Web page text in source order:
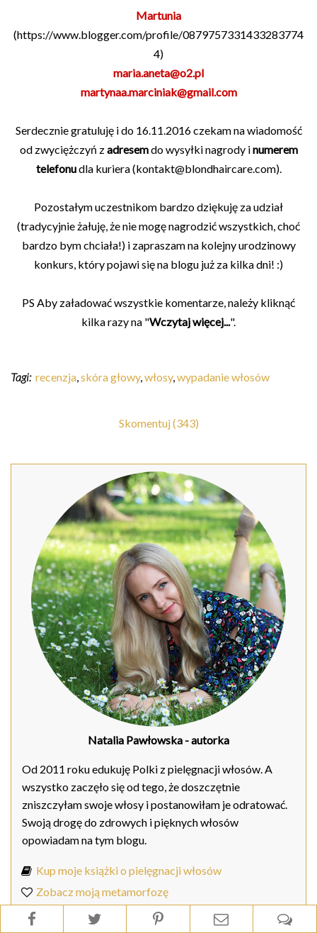
Martunia
(https://www.blogger.com/profile/0879757331433283774
4)
maria.aneta@o2.pl
martynaa.marciniak@gmail.com
Serdecznie gratuluję i do 16.11.2016 czekam na wiadomość
od zwyciężczyń zadresemdo wysyłki nagrody inumerem
telefonudla kuriera (kontakt@blondhaircare.com).
Pozostałym uczestnikom bardzo dziękuję za udział
(tradycyjnie żałuję, że nie mogę nagrodzić wszystkich, choć
bardzo bym chciała!) i zapraszam na kolejny urodzinowy
konkurs, który pojawi się na blogu już za kilka dni! :)
PS Aby załadować wszystkie komentarze, należy kliknąć
kilka razy na "Wczytaj więcej...".
Tagi: recenzja,skóra głowy,włosy,wypadanie włosów
Skomentuj (343)
Natalia Pawłowska - autorka
Od 2011 roku edukuję Polki z pielęgnacji włosów. A
wszystko zaczęło się od tego, że doszczętnie
zniszczyłam swoje włosy i postanowiłam je odratować.
Swoją drogę do zdrowych i pięknych włosów
opowiadam na tym blogu.
Kup moje książki o pielęgnacji włosów
Zobacz moją metamorfozę
Mój Instagram
- oglądaj moje codzienne Instastory